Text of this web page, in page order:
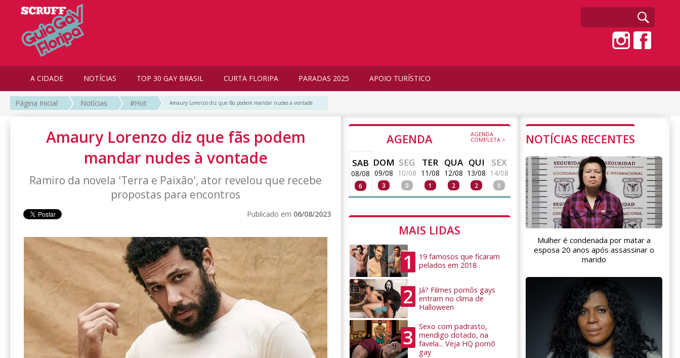
A CIDADE NOTÍCIAS TOP 30 GAY BRASIL CURTA FLORIPA PARADAS 2025 APOIO TURÍSTICO
Página Inicial Notícias #Hot Amaury Lorenzo diz que fãs podem mandar nudes à vontade
Amaury Lorenzo diz que fãs podem
mandar nudes à vontade
Ramiro da novela 'Terra e Paixão', ator revelou que recebe
propostas para encontros
Publicado em 06/08/2023
AGENDA AGENDA
COMPLETA >
SAB
08/08
6
DOM
09/08
3
SEG
10/08
0
TER
11/08
1
QUA
12/08
2
QUI
13/08
2
SEX
14/08
0
MAIS LIDAS
1
19 famosos que ficaram
pelados em 2018
2
Já? Filmes pornôs gays
entram no clima de
Halloween
3
Sexo com padrasto,
mendigo dotado, na
favela... Veja HQ pornô
gay
NOTÍCIAS RECENTES
Mulher é condenada por matar a
esposa 20 anos após assassinar o
marido